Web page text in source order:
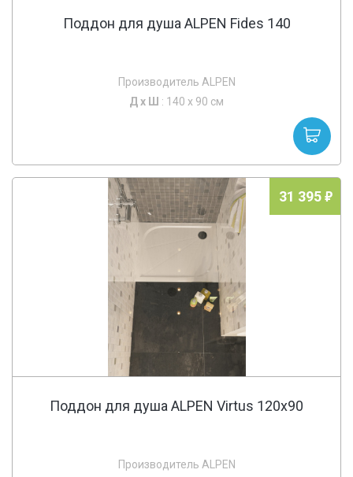
Поддон для душа ALPEN Fides 140
Производитель ALPEN
Д х Ш : 140 x 90 см
31 395
Поддон для душа ALPEN Virtus 120x90
Производитель ALPEN